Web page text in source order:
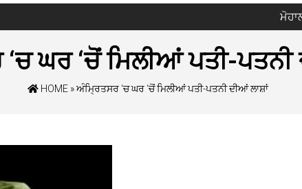
ਘਰ ‘ਚੋਂ ਮਿਲੀਆਂ ਪਤੀ-ਪਤਨੀ
HOME »ਅੰਮ੍ਰਿਤਸਰ ‘ਚ ਘਰ ‘ਚੋਂ ਮਿਲੀਆਂ ਪਤੀ-ਪਤਨੀ ਦੀਆਂ ਲਾਸ਼ਾਂ